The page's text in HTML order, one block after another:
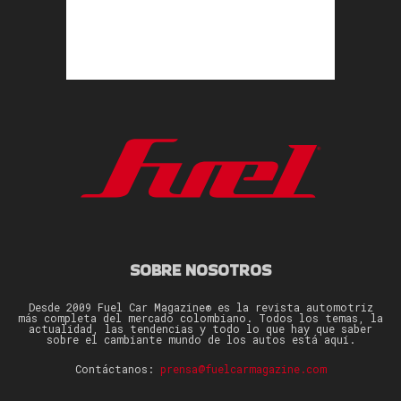
SOBRE NOSOTROS
Desde 2009 Fuel Car Magazine® es la revista automotriz
más completa del mercado colombiano. Todos los temas, la
actualidad, las tendencias y todo lo que hay que saber
sobre el cambiante mundo de los autos está aquí.
Contáctanos: prensa@fuelcarmagazine.com